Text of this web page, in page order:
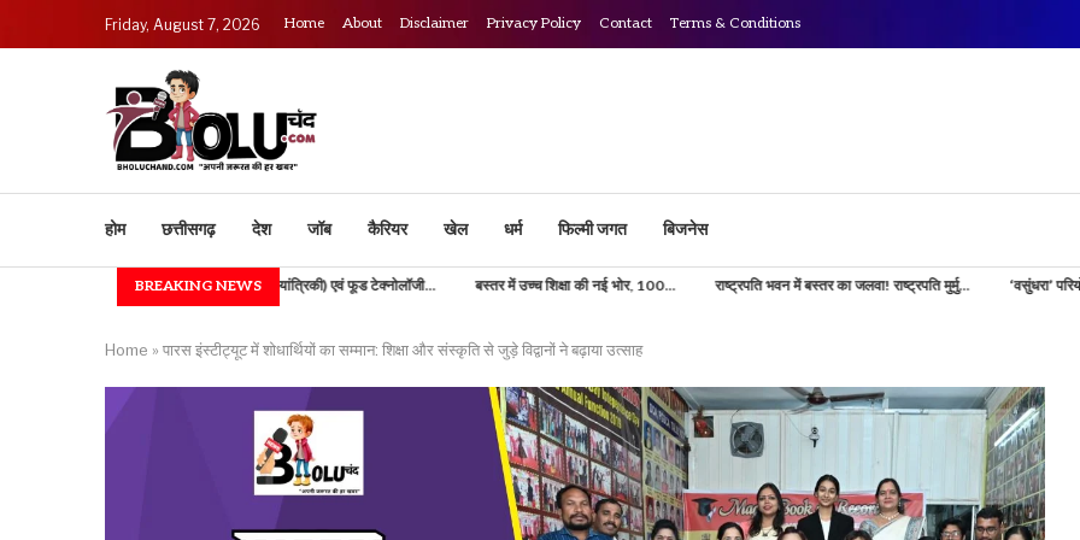
Friday, August 7, 2026 Home About Disclaimer Privacy Policy Contact Terms & Conditions
होम छत्तीसगढ़ देश जॉब कैरियर खेल धर्म फिल्मी जगत बिजनेस
BREAKING NEWS
IGKV में B.TECH (कृषि अभियांत्रिकी) एवं फूड टेक्नोलॉजी... बस्तर में उच्च शिक्षा की नई भोर, 100... राष्ट्रपति भवन में बस्तर का जलवा! राष्ट्रपति मुर्मु... ‘वसुंधरा’ परियोजना से डिजिटल
Home » पारस इंस्टीट्यूट में शोधार्थियों का सम्मान: शिक्षा और संस्कृति से जुड़े विद्वानों ने बढ़ाया उत्साह